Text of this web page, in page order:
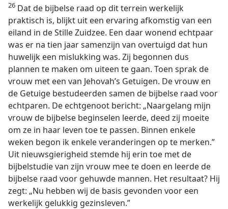
26 Dat de bijbelse raad op dit terrein werkelijk
praktisch is, blijkt uit een ervaring afkomstig van een
eiland in de Stille Zuidzee. Een daar wonend echtpaar
was er na tien jaar samenzijn van overtuigd dat hun
huwelijk een mislukking was. Zij begonnen dus
plannen te maken om uiteen te gaan. Toen sprak de
vrouw met een van Jehovah’s Getuigen. De vrouw en
de Getuige bestudeerden samen de bijbelse raad voor
echtparen. De echtgenoot bericht: „Naargelang mijn
vrouw de bijbelse beginselen leerde, deed zij moeite
om ze in haar leven toe te passen. Binnen enkele
weken begon ik enkele veranderingen op te merken.”
Uit nieuwsgierigheid stemde hij erin toe met de
bijbelstudie van zijn vrouw mee te doen en leerde de
bijbelse raad voor gehuwde mannen. Het resultaat? Hij
zegt: „Nu hebben wij de basis gevonden voor een
werkelijk gelukkig gezinsleven.”